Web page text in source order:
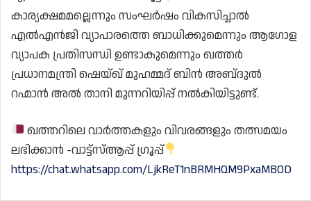
കാര്യക്ഷമമല്ലെന്നും സംഘർഷം വികസിച്ചാൽ
എൽഎൻജി വ്യാപാരത്തെ ബാധിക്കുമെന്നും ആഗോള
വ്യാപക പ്രതിസന്ധി ഉണ്ടാകുമെന്നും ഖത്തർ
പ്രധാനമന്ത്രി ഷെയ്ഖ് മുഹമ്മദ് ബിൻ അബ്‍ദുൽ
റഹ്മാൻ അൽ താനി മുന്നറിയിപ്പ് നൽകിയിട്ടുണ്ട്.
ഖത്തറിലെ വാർത്തകളും വിവരങ്ങളും തത്സമയം
ലഭിക്കാൻ -വാട്ട്സ്ആപ്പ് ഗ്രൂപ്പ്
https://chat.whatsapp.com/LjkReT1nBRMHQM9PxaMBOD